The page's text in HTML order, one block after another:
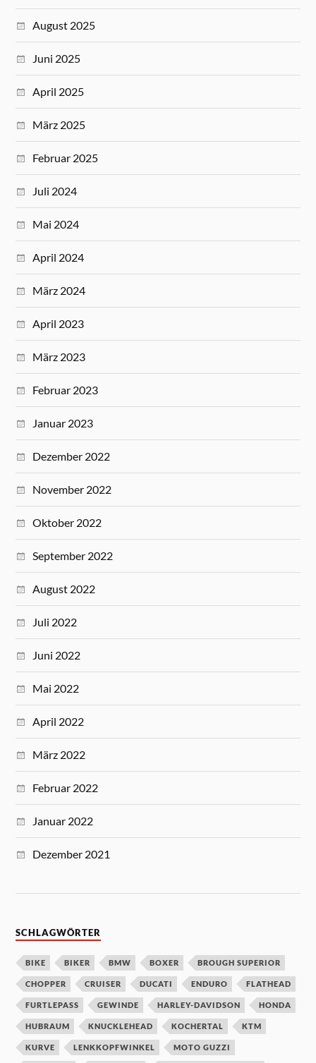
August 2025
Juni 2025
April 2025
März 2025
Februar 2025
Juli 2024
Mai 2024
April 2024
März 2024
April 2023
März 2023
Februar 2023
Januar 2023
Dezember 2022
November 2022
Oktober 2022
September 2022
August 2022
Juli 2022
Juni 2022
Mai 2022
April 2022
März 2022
Februar 2022
Januar 2022
Dezember 2021
SCHLAGWÖRTER
BIKE BIKER BMW BOXER BROUGH SUPERIOR
CHOPPER CRUISER DUCATI ENDURO FLATHEAD
FURTLEPASS GEWINDE HARLEY-DAVIDSON HONDA
HUBRAUM KNUCKLEHEAD KOCHERTAL KTM
KURVE LENKKOPFWINKEL MOTO GUZZI